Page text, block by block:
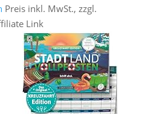
Preis inkl. MwSt., zzgl.
Link